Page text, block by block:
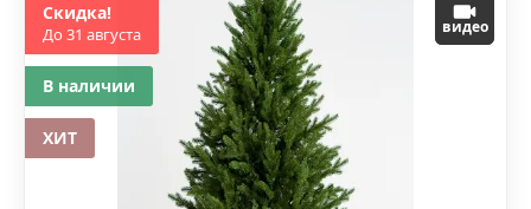
видео
Скидка!
До 31 августа
В наличии
ХИТ